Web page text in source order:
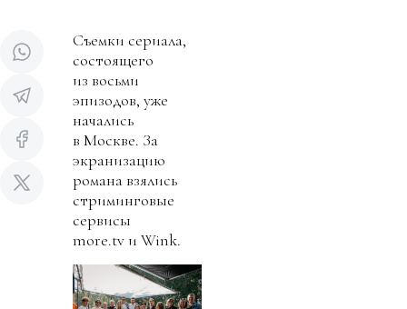
Съемки сериала,
состоящего
из восьми
эпизодов, уже
начались
в Москве. За
экранизацию
романа взялись
стриминговые
сервисы
more.tv и Wink.